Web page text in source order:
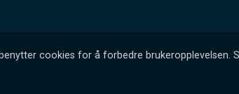
cookies for å forbedre brukeropplevelsen.